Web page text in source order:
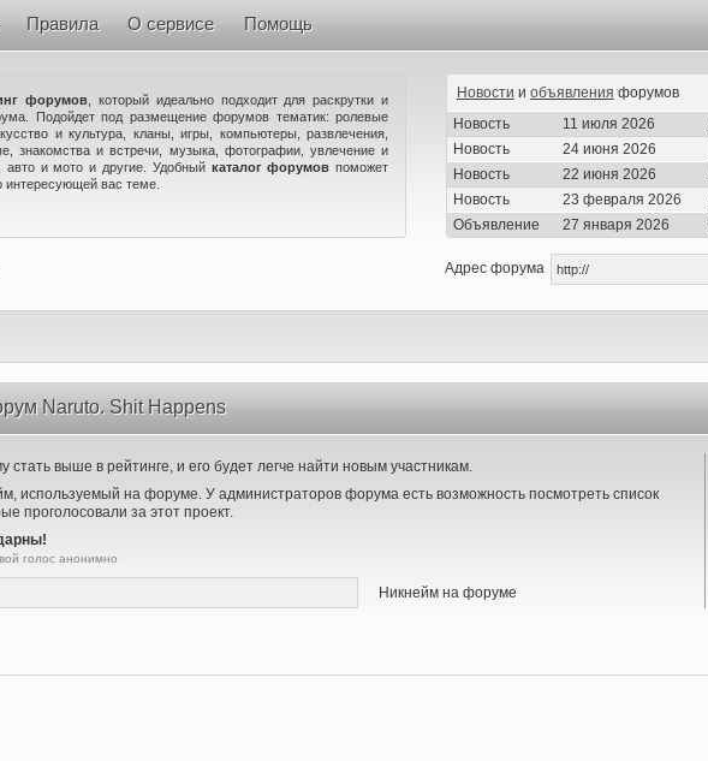
Правила О сервисе Помощь
форумов , который идеально подходит для раскрутки и
Подойдет под размещение форумов тематик: ролевые
и культура, кланы, игры, компьютеры, развлечения,
знакомства и встречи, музыка, фотографии, увлечение и
авто и мото и другие. Удобный каталог форумов поможет
вас теме.
Новости и объявления форумов
Новость
11 июля 2026
Новость
24 июня 2026
Новость
22 июня 2026
Новость
23 февраля 2026
Объявление
27 января 2026
Адрес форума
Naruto. Shit Happens
стать выше в рейтинге, и его будет легче найти новым участникам.
используемый на форуме. У администраторов форума есть возможность посмотреть список
проголосовали за этот проект.
голос анонимно
Никнейм на форуме